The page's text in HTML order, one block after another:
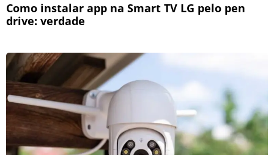
Como instalar app na Smart TV LG pelo pen
drive: verdade